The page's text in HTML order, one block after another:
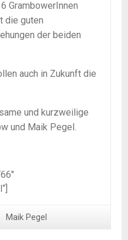
GrambowerInnen
die guten
der beiden
auch in Zukunft die
und kurzweilige
und Maik Pegel.
Maik Pegel